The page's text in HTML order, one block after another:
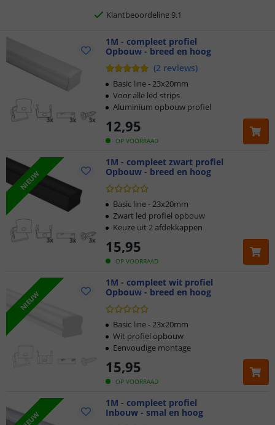
Klantbeoordeling 9.1
Voor 23:45 uur besteld,morgen in huis
1M - compleet profiel
Opbouw - breed en hoog
(2 reviews)
OP VOORRAAD
12,95
Basic line - 23x20mm
Voor alle led strips
Aluminium opbouw profiel
NIEUW
1M - compleet zwart profiel
Opbouw - breed en hoog
OP VOORRAAD
15,95
Basic line - 23x20mm
Zwart led profiel opbouw
Keuze uit 2 afdekkappen
NIEUW
1M - compleet wit profiel
Opbouw - breed en hoog
OP VOORRAAD
15,95
Basic line - 23x20mm
Wit profiel opbouw
Eenvoudige montage
1M - compleet profiel
Inbouw - smal en hoog